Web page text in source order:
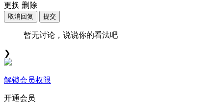
更换 删除
取消回复 提交
暂无讨论，说说你的看法吧
❯
解锁会员权限
开通会员